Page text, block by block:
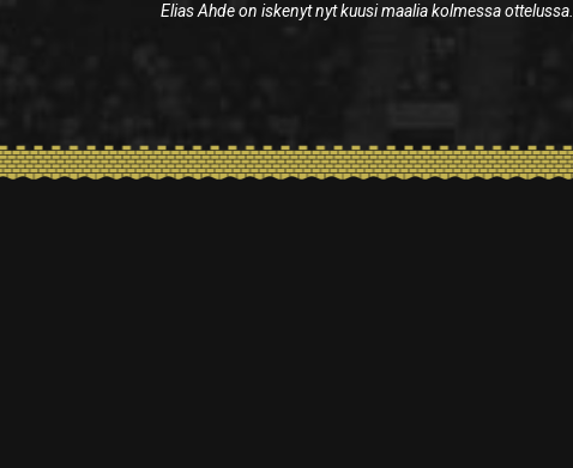
Elias Ahde on iskenyt nyt kuusi maalia kolmessa ottelussa.